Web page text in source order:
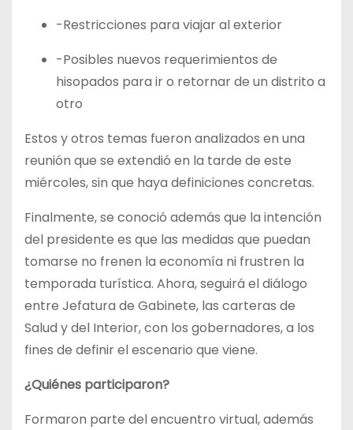
-Restricciones para viajar al exterior
-Posibles nuevos requerimientos de
hisopados para ir o retornar de un distrito a
otro
Estos y otros temas fueron analizados en una
reunión que se extendió en la tarde de este
miércoles, sin que haya definiciones concretas.
Finalmente, se conoció además que la intención
del presidente es que las medidas que puedan
tomarse no frenen la economía ni frustren la
temporada turística. Ahora, seguirá el diálogo
entre Jefatura de Gabinete, las carteras de
Salud y del Interior, con los gobernadores, a los
fines de definir el escenario que viene.
¿Quiénes participaron?
Formaron parte del encuentro virtual, además